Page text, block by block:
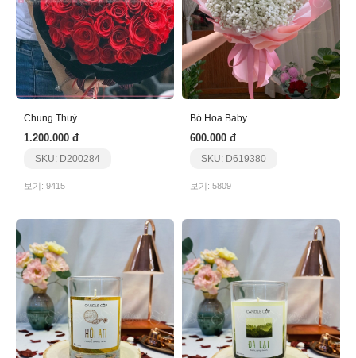
Chung Thuỷ
1.200.000 đ
SKU: D200284
보기: 9415
Bó Hoa Baby
600.000 đ
SKU: D619380
보기: 5809